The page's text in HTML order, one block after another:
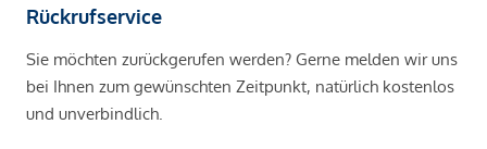
Rückrufservice
Sie möchten zurückgerufen werden? Gerne melden wir uns
bei Ihnen zum gewünschten Zeitpunkt, natürlich kostenlos
und unverbindlich.